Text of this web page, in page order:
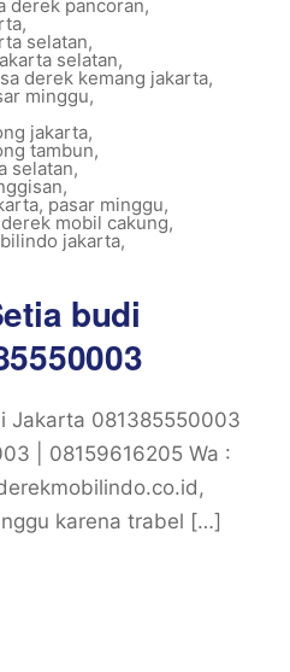
derek pancoran,
,
selatan,
selatan,
derek kemang jakarta,
minggu,
jakarta,
tambun,
selatan,
,
, pasar minggu,
mobil cakung,
jakarta,
budi
Jakarta 081385550003
| 08159616205 Wa :
karena trabel […]